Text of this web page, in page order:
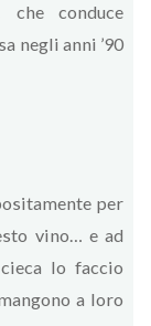
conduce
negli anni ’90
per
vino… e ad
lo faccio
a loro